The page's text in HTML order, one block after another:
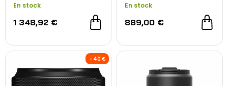
En stock
1 348,92 €
En stock
889,00 €